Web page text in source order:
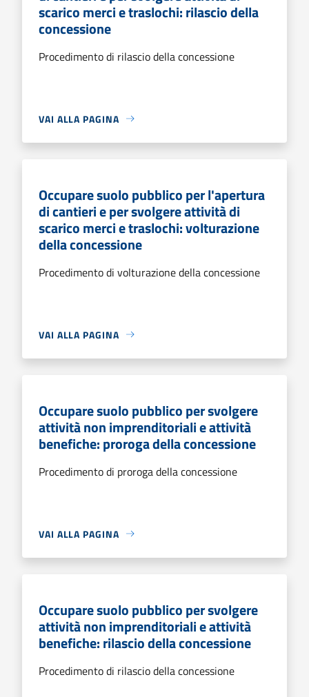
scarico merci e traslochi: rilascio della
concessione
Procedimento di rilascio della concessione
VAI ALLA PAGINA
Occupare suolo pubblico per l'apertura
di cantieri e per svolgere attività di
scarico merci e traslochi: volturazione
della concessione
Procedimento di volturazione della concessione
VAI ALLA PAGINA
Occupare suolo pubblico per svolgere
attività non imprenditoriali e attività
benefiche: proroga della concessione
Procedimento di proroga della concessione
VAI ALLA PAGINA
Occupare suolo pubblico per svolgere
attività non imprenditoriali e attività
benefiche: rilascio della concessione
Procedimento di rilascio della concessione